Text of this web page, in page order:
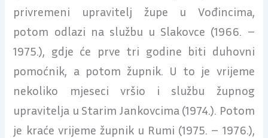
privremeni upravitelj župe u Vođincima,
potom odlazi na službu u Slakovce (1966. –
1975.), gdje će prve tri godine biti duhovni
pomoćnik, a potom župnik. U to je vrijeme
nekoliko mjeseci vršio i službu župnog
upravitelja u Starim Jankovcima (1974.). Potom
je kraće vrijeme župnik u Rumi (1975. – 1976.),